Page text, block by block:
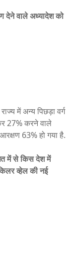
देने वाले अध्यादेश को
में अन्य पिछड़ा वर्ग
27% करने वाले
63% हो गया है.
में से किस देश में
व्हेल की नई